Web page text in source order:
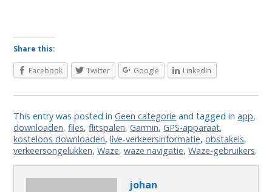
Share this:
Facebook Twitter Google LinkedIn
This entry was posted inGeen categorie and tagged inapp,
downloaden,files,flitspalen,Garmin,GPS-apparaat,
kosteloos downloaden,live-verkeersinformatie,obstakels,
verkeersongelukken,Waze,waze navigatie,Waze-gebruikers.
johan